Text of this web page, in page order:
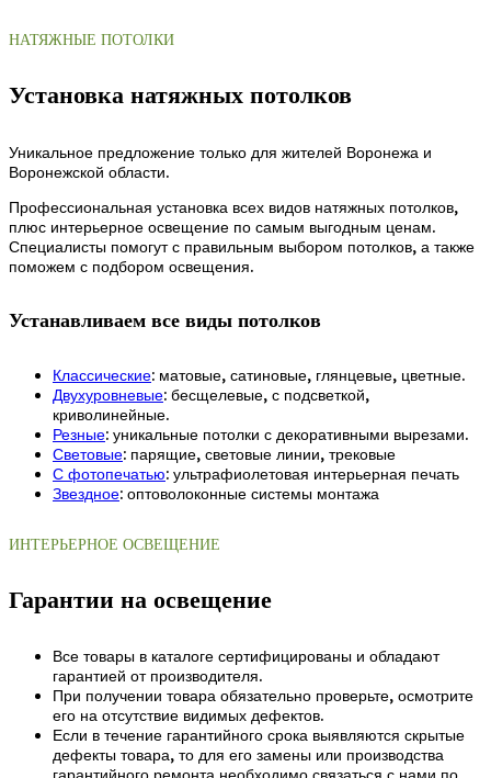
НАТЯЖНЫЕ ПОТОЛКИ
Установка натяжных потолков
Уникальное предложение только для жителей Воронежа и
Воронежской области.
Профессиональная установка всех видов натяжных потолков,
плюс интерьерное освещение по самым выгодным ценам.
Специалисты помогут с правильным выбором потолков, а также
поможем с подбором освещения.
Устанавливаем все виды потолков
Классические: матовые, сатиновые, глянцевые, цветные.
Двухуровневые: бесщелевые, с подсветкой,
криволинейные.
Резные: уникальные потолки с декоративными вырезами.
Световые: парящие, световые линии, трековые
С фотопечатью: ультрафиолетовая интерьерная печать
Звездное: оптоволоконные системы монтажа
ИНТЕРЬЕРНОЕ ОСВЕЩЕНИЕ
Гарантии на освещение
Все товары в каталоге сертифицированы и обладают
гарантией от производителя.
При получении товара обязательно проверьте, осмотрите
его на отсутствие видимых дефектов.
Если в течение гарантийного срока выявляются скрытые
дефекты товара, то для его замены или производства